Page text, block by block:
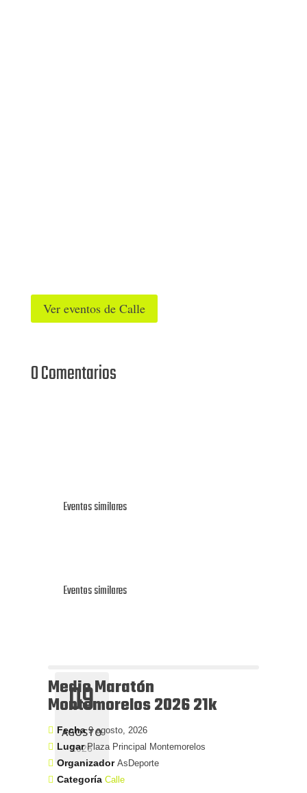
Ver eventos de Calle
0 Comentarios
Eventos similares
Eventos similares
09
AGOSTO
2026
Medio Maratón
Montemorelos 2026 21k
Fecha9 agosto, 2026
Lugar Plaza Principal Montemorelos
Organizador AsDeporte
Categoría Calle